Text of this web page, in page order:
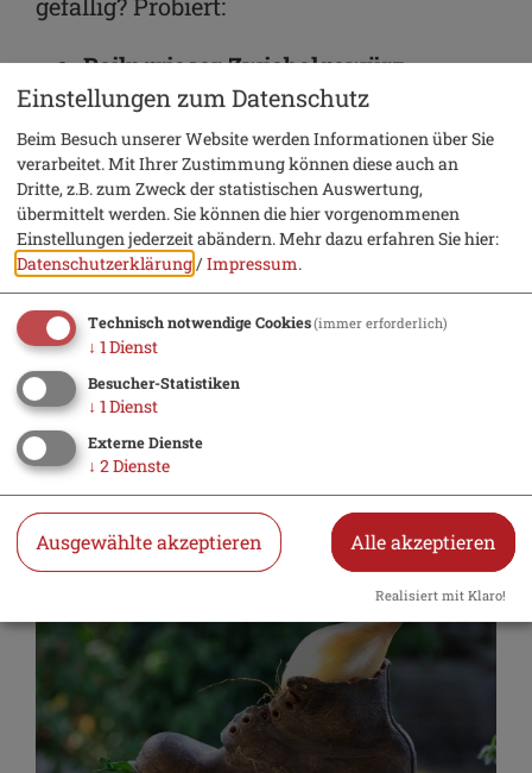
Beilngrieser Zwiebelgewürz
Beilngrieser Zwiebelsalz
Chili-Zwiebelsalz
Zwiebel-Rosmarin-Thymiansalz
Erhältlich direkt auf dem Markt oder in
der Tourist-Information Beilngries.
Warum die Beilngrieser
Zwiebeltreter sind
Einstellungen zum Datenschutz
Beim Besuch unserer Website werden Informationen über Sie
verarbeitet. Mit Ihrer Zustimmung können diese auch an
Dritte, z.B. zum Zweck der statistischen Auswertung,
übermittelt werden. Sie können die hier vorgenommenen
Einstellungen jederzeit abändern.Mehr dazu erfahren Sie hier:
Datenschutzerklärung/Impressum.
Technisch notwendige Cookies(immer erforderlich)
↓ 1Dienst
Besucher-Statistiken
↓ 1Dienst
Externe Dienste
↓ 2 Dienste
Ausgewählte akzeptieren Alle akzeptieren
Realisiert mit Klaro!